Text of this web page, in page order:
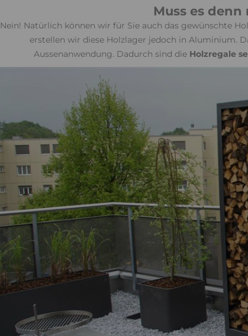
Muss es denn
Nein! Natürlich können wir für Sie auch das gewünschte
erstellen wir diese Holzlager jedoch in Aluminium.
Aussenanwendung. Dadurch sind die Holzregale